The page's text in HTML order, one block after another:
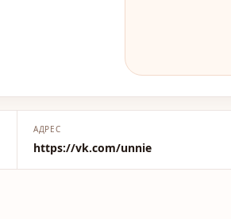
АДРЕС
https://vk.com/unnie